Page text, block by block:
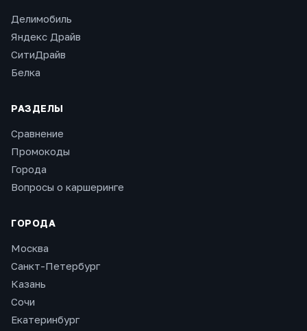
Делимобиль
Яндекс Драйв
СитиДрайв
Белка
РАЗДЕЛЫ
Сравнение
Промокоды
Города
Вопросы о каршеринге
ГОРОДА
Москва
Санкт-Петербург
Казань
Сочи
Екатеринбург